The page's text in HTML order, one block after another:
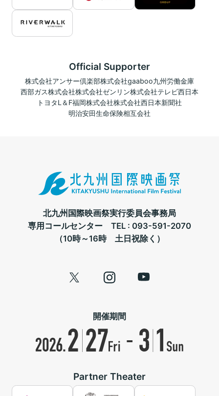
Official Supporter
株式会社アンサー倶楽部株式会社gaaboo九州労働金庫
西部ガス株式会社株式会社ゼンリン株式会社テレビ西日本
トヨタL＆F福岡株式会社株式会社西日本新聞社
明治安田生命保険相互会社
北九州国際映画祭実行委員会事務局
専用コールセンター TEL : 093-591-2070
（10時～16時 土日祝除く）
開催期間
Partner Theater